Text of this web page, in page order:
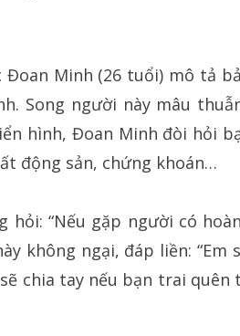
Đoan Minh (26 tuổi) mô tả
Song người này mâu
hình, Đoan Minh đòi hỏi
động sản, chứng khoán…
hỏi: “Nếu gặp người có
không ngại, đáp liền:
chia tay nếu bạn trai